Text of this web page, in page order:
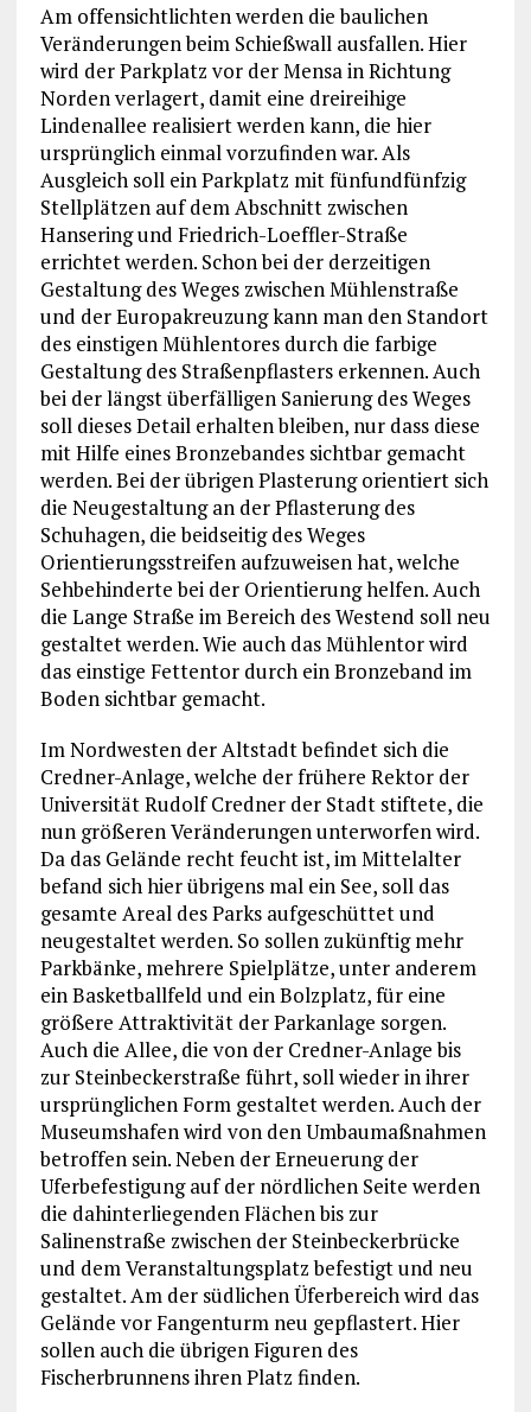
Am offensichtlichten werden die baulichen
Veränderungen beim Schießwall ausfallen. Hier
wird der Parkplatz vor der Mensa in Richtung
Norden verlagert, damit eine dreireihige
Lindenallee realisiert werden kann, die hier
ursprünglich einmal vorzufinden war. Als
Ausgleich soll ein Parkplatz mit fünfundfünfzig
Stellplätzen auf dem Abschnitt zwischen
Hansering und Friedrich-Loeffler-Straße
errichtet werden. Schon bei der derzeitigen
Gestaltung des Weges zwischen Mühlenstraße
und der Europakreuzung kann man den Standort
des einstigen Mühlentores durch die farbige
Gestaltung des Straßenpflasters erkennen. Auch
bei der längst überfälligen Sanierung des Weges
soll dieses Detail erhalten bleiben, nur dass diese
mit Hilfe eines Bronzebandes sichtbar gemacht
werden. Bei der übrigen Plasterung orientiert sich
die Neugestaltung an der Pflasterung des
Schuhagen, die beidseitig des Weges
Orientierungsstreifen aufzuweisen hat, welche
Sehbehinderte bei der Orientierung helfen. Auch
die Lange Straße im Bereich des Westend soll neu
gestaltet werden. Wie auch das Mühlentor wird
das einstige Fettentor durch ein Bronzeband im
Boden sichtbar gemacht.
Im Nordwesten der Altstadt befindet sich die
Credner-Anlage, welche der frühere Rektor der
Universität Rudolf Credner der Stadt stiftete, die
nun größeren Veränderungen unterworfen wird.
Da das Gelände recht feucht ist, im Mittelalter
befand sich hier übrigens mal ein See, soll das
gesamte Areal des Parks aufgeschüttet und
neugestaltet werden. So sollen zukünftig mehr
Parkbänke, mehrere Spielplätze, unter anderem
ein Basketballfeld und ein Bolzplatz, für eine
größere Attraktivität der Parkanlage sorgen.
Auch die Allee, die von der Credner-Anlage bis
zur Steinbeckerstraße führt, soll wieder in ihrer
ursprünglichen Form gestaltet werden. Auch der
Museumshafen wird von den Umbaumaßnahmen
betroffen sein. Neben der Erneuerung der
Uferbefestigung auf der nördlichen Seite werden
die dahinterliegenden Flächen bis zur
Salinenstraße zwischen der Steinbeckerbrücke
und dem Veranstaltungsplatz befestigt und neu
gestaltet. Am der südlichen Üferbereich wird das
Gelände vor Fangenturm neu gepflastert. Hier
sollen auch die übrigen Figuren des
Fischerbrunnens ihren Platz finden.